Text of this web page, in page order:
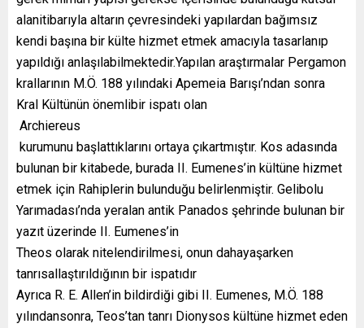
alanitibarıyla altarın çevresindeki yapılardan bağımsız
kendi başına bir külte hizmet etmek amacıyla tasarlanıp
yapıldığı anlaşılabilmektedir.Yapılan araştırmalar Pergamon
krallarının M.Ö. 188 yılındaki Apemeia Barışı’ndan sonra
Kral Kültünün önemlibir ispatı olan
Archiereus
kurumunu başlattıklarını ortaya çıkartmıştır. Kos adasında
bulunan bir kitabede, burada II. Eumenes’in kültüne hizmet
etmek için Rahiplerin bulunduğu belirlenmiştir. Gelibolu
Yarımadası’nda yeralan antik Panados şehrinde bulunan bir
yazıt üzerinde II. Eumenes’in
Theos olarak nitelendirilmesi, onun dahayaşarken
tanrısallaştırıldığının bir ispatıdır
Ayrıca R. E. Allen’in bildirdiği gibi II. Eumenes, M.Ö. 188
yılındansonra, Teos’tan tanrı Dionysos kültüne hizmet eden